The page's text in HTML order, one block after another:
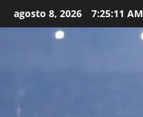
to
agosto 8, 2026 7:25:12 AM